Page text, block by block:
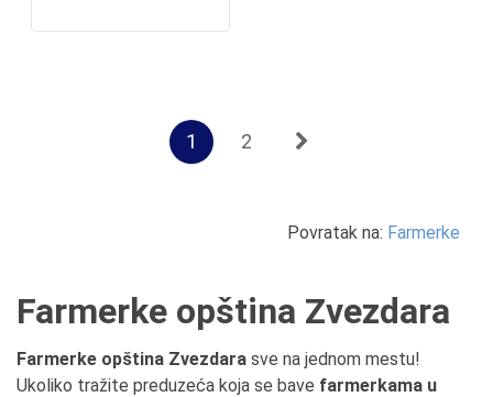
1 2
Povratak na: Farmerke
Farmerke opština Zvezdara
Farmerke opština Zvezdara sve na jednom mestu!
Ukoliko tražite preduzeća koja se bave farmerkama u